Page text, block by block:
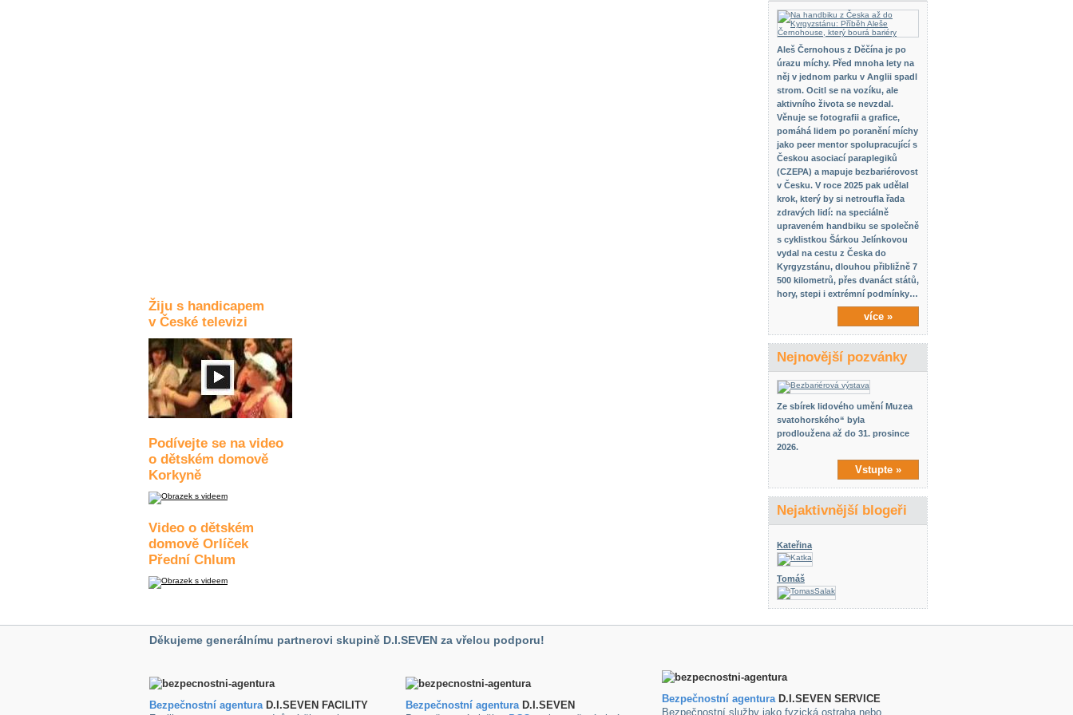
Žiju s handicapem
v České televizi
Podívejte se na video
o dětském domově
Korkyně
Video o dětském
domově Orlíček
Přední Chlum
Aleš Černohous z Děčína je po
úrazu míchy. Před mnoha lety na
něj v jednom parku v Anglii spadl
strom. Ocitl se na vozíku, ale
aktivního života se nevzdal.
Věnuje se fotografii a grafice,
pomáhá lidem po poranění míchy
jako peer mentor spolupracující s
Českou asociací paraplegiků
(CZEPA) a mapuje bezbariérovost
v Česku. V roce 2025 pak udělal
krok, který by si netroufla řada
zdravých lidí: na speciálně
upraveném handbiku se společně
s cyklistkou Šárkou Jelínkovou
vydal na cestu z Česka do
Kyrgyzstánu, dlouhou přibližně 7
500 kilometrů, přes dvanáct států,
hory, stepi i extrémní podmínky…
více »
Nejnovější pozvánky
Ze sbírek lidového umění Muzea
svatohorského“ byla
prodloužena až do 31. prosince
2026.
Vstupte »
Nejaktivnější blogeři
Kateřina
Tomáš
Děkujeme generálnímu partnerovi skupině D.I.SEVEN za vřelou podporu!
Bezpečnostní agenturaD.I.SEVEN FACILITY
Bezpečnostní agenturaD.I.SEVEN
Bezpečnostní agenturaD.I.SEVEN SERVICE
Bezpečnostní služby jako fyzická ostraha nebo